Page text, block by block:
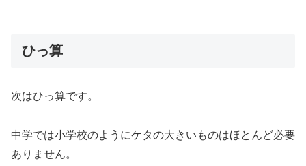
ひっ算
次はひっ算です。
中学では小学校のようにケタの大きいものはほとんど必要
ありません。